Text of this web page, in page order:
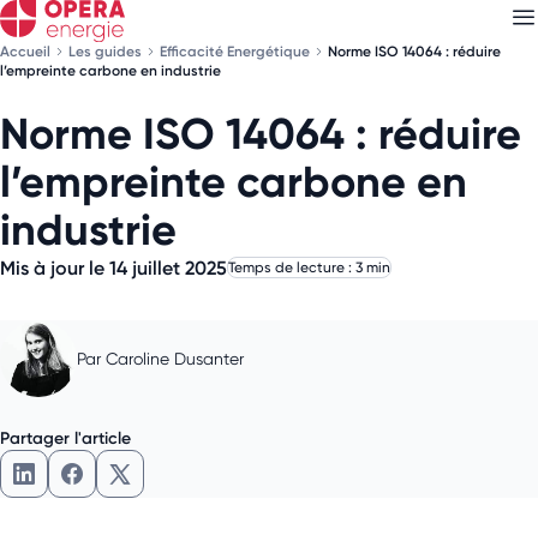
Accueil Les guides Efficacité Energétique
Norme ISO 14064 : réduire
l’empreinte carbone en industrie
Norme ISO 14064 : réduire
l’empreinte carbone en
industrie
Mis à jour le 14 juillet 2025Temps de lecture : 3 min
Par Caroline Dusanter
Partager l'article
Partager l'article sur LinkedIn
Partager l'article sur Facebook
Partager l'article sur X
Découvrez nosnewsletters
Choisissez les newsletters qui vous intéressent